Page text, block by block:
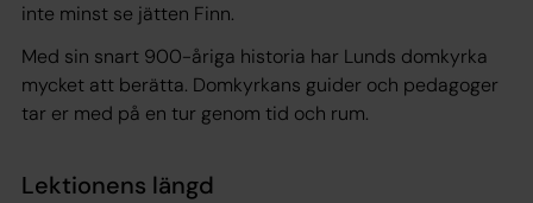
inte minst se jätten Finn.
Med sin snart 900-åriga historia har Lunds domkyrka
mycket att berätta. Domkyrkans guider och pedagoger
tar er med på en tur genom tid och rum.
Lektionens längd